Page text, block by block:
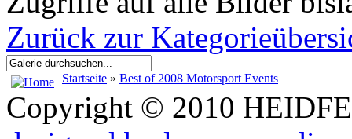
Zurück zur
Startseite » Best of 2008 Motorsport Events
Copyright © 2010